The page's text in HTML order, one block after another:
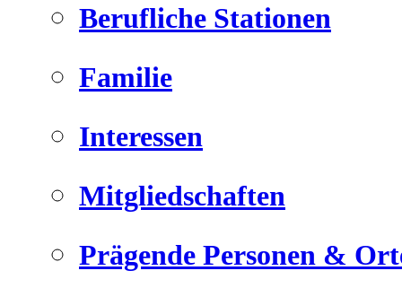
Berufliche Stationen
Familie
Interessen
Mitgliedschaften
Prägende Personen &